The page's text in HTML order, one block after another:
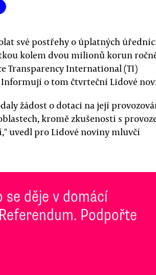
své postřehy o úplatných
kolem dvou milionů korun
Transparency International (TI)
o tom čtvrteční Lidové
žádost o dotaci na její
kromě zkušeností s
uvedl pro Lidové noviny mluvčí
se děje v domácí
Podpořte